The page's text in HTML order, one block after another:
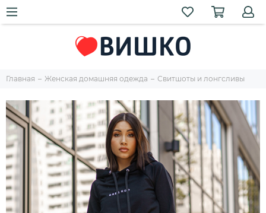
Главная Женская домашняя одежда Свитшоты и лонгсливы